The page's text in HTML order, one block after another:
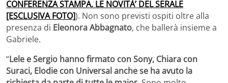
CONFERENZA STAMPA. LE NOVITÀ’ DEL SERALE
[ESCLUSIVA FOTO]). Non sono previsti ospiti oltre alla
presenza di Eleonora Abbagnato, che ballerà insieme a
Gabriele.
“Lele e Sergio hanno firmato con Sony, Chiara con
Suraci, Elodie con Universal anche se ha avuto la